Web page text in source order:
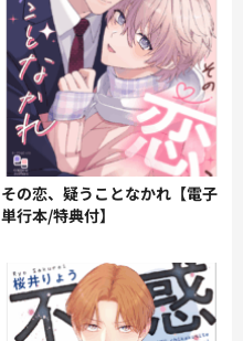
その恋、疑うことなかれ【電子
単行本/特典付】